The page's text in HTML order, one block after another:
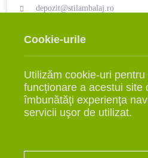
depozit@stilambalaj.ro
09:00 - 17:00
Cookie-urile
Utilizăm cookie-uri
funcționare a acestui site
îmbunătăţi experienţa
servicii uşor de utilizat.